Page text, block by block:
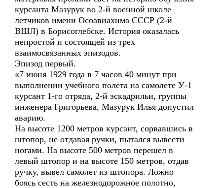
курсанта Мазурук во 2-й военной школе
летчиков имени Осоавиахима СССР (2-й
ВШЛ) в Борисоглебске. История оказалась
непростой и состоящей из трех
взаимосвязанных эпизодов.
Эпизод первый.
«7 июня 1929 года в 7 часов 40 минут при
выполнении учебного полета на самолете У-1
курсант 1-го отряда, 2-й эскадрильи, группы
инженера Григорьева, Мазурук Илья допустил
аварию.
На высоте 1200 метров курсант, сорвавшись в
штопор, не отдавая ручки, пытался вывести
ногами. На высоте 500 метров перешел в
левый штопор и на высоте 150 метров, отдав
ручку, вывел самолет из штопора. Ложно
боясь сесть на железнодорожное полотно,